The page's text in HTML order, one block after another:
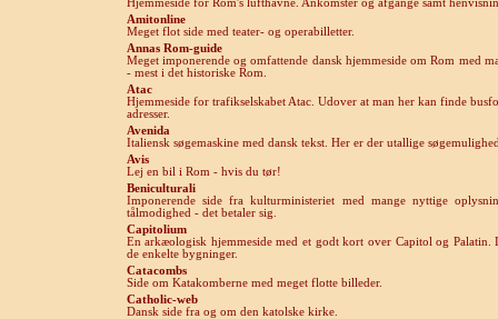
Hjemmeside for Rom's lufthavne. Ankomster og afgange samt
Amitonline
Meget flot side med teater- og operabilletter.
Annas Rom-guide
Meget imponerende og omfattende dansk hjemmeside om Rom med
- mest i det historiske Rom.
Atac
Hjemmeside for trafikselskabet Atac. Udover at man her kan finde
adresser.
Avenida
Italiensk søgemaskine med dansk tekst. Her er der utallige
Avis
Lej en bil i Rom - hvis du tør!
Beniculturali
Imponerende side fra kulturministeriet med mange nyttige
tålmodighed - det betaler sig.
Capitolium
En arkæologisk hjemmeside med et godt kort over Capitol og
de enkelte bygninger.
Catacombs
Side om Katakomberne med meget flotte billeder.
Catholic-web
Dansk side fra og om den katolske kirke.